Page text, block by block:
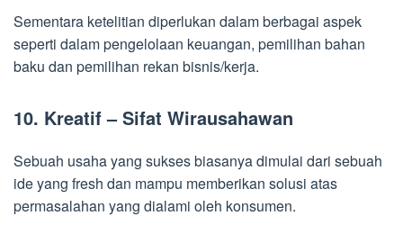
Sementara ketelitian diperlukan dalam berbagai aspek
seperti dalam pengelolaan keuangan, pemilihan bahan
baku dan pemilihan rekan bisnis/kerja.
10. Kreatif – Sifat Wirausahawan
Sebuah usaha yang sukses biasanya dimulai dari sebuah
ide yang fresh dan mampu memberikan solusi atas
permasalahan yang dialami oleh konsumen.